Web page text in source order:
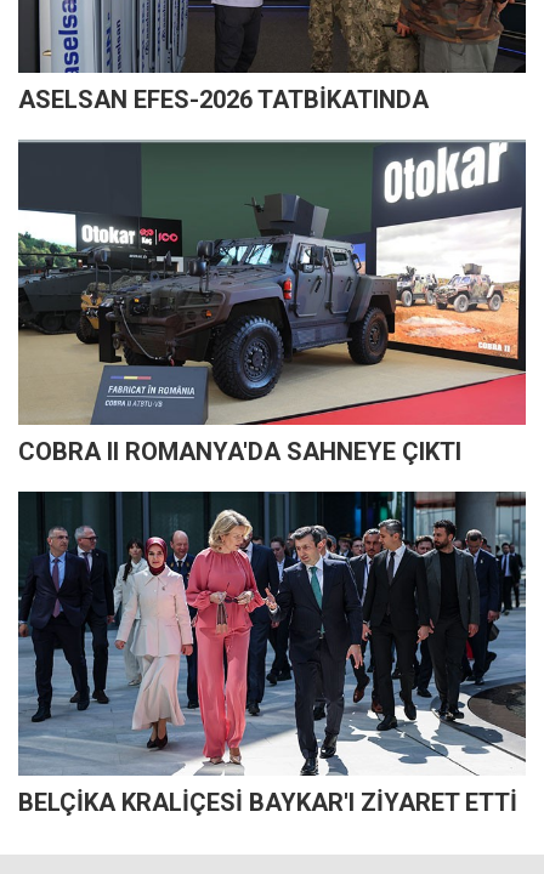
ASELSAN EFES-2026 TATBİKATINDA
COBRA II ROMANYA'DA SAHNEYE ÇIKTI
BELÇİKA KRALİÇESİ BAYKAR'I ZİYARET ETTİ